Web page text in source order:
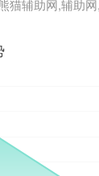
猫辅助网,辅助